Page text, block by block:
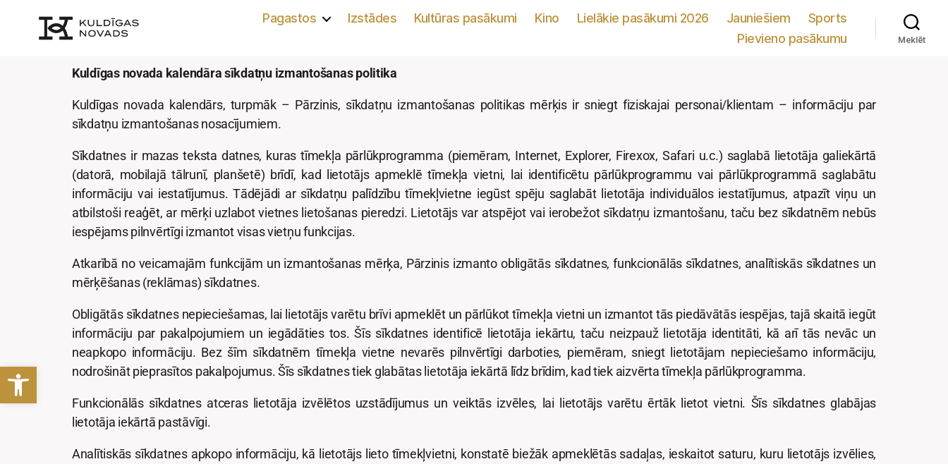
Open toolbar
Pagastos Izstādes Kultūras pasākumi Kino Lielākie pasākumi 2026 Jauniešiem
Sports
Pievieno pasākumu
Meklēt
Kuldīgas novada kalendāra sīkdatņu izmantošanas politika
Kuldīgas novada kalendārs, turpmāk – Pārzinis, sīkdatņu izmantošanas politikas mērķis ir sniegt fiziskajai personai/klientam – informāciju par
sīkdatņu izmantošanas nosacījumiem.
Sīkdatnes ir mazas teksta datnes, kuras tīmekļa pārlūkprogramma (piemēram, Internet, Explorer, Firexox, Safari u.c.) saglabā lietotāja galiekārtā
(datorā, mobilajā tālrunī, planšetē) brīdī, kad lietotājs apmeklē tīmekļa vietni, lai identificētu pārlūkprogrammu vai pārlūkprogrammā saglabātu
informāciju vai iestatījumus. Tādējādi ar sīkdatņu palīdzību tīmekļvietne iegūst spēju saglabāt lietotāja individuālos iestatījumus, atpazīt viņu un
atbilstoši reaģēt, ar mērķi uzlabot vietnes lietošanas pieredzi. Lietotājs var atspējot vai ierobežot sīkdatņu izmantošanu, taču bez sīkdatnēm nebūs
iespējams pilnvērtīgi izmantot visas vietņu funkcijas.
Atkarībā no veicamajām funkcijām un izmantošanas mērķa, Pārzinis izmanto obligātās sīkdatnes, funkcionālās sīkdatnes, analītiskās sīkdatnes un
mērķēšanas (reklāmas) sīkdatnes.
Obligātās sīkdatnes nepieciešamas, lai lietotājs varētu brīvi apmeklēt un pārlūkot tīmekļa vietni un izmantot tās piedāvātās iespējas, tajā skaitā iegūt
informāciju par pakalpojumiem un iegādāties tos. Šīs sīkdatnes identificē lietotāja iekārtu, taču neizpauž lietotāja identitāti, kā arī tās nevāc un
neapkopo informāciju. Bez šīm sīkdatnēm tīmekļa vietne nevarēs pilnvērtīgi darboties, piemēram, sniegt lietotājam nepieciešamo informāciju,
nodrošināt pieprasītos pakalpojumus. Šīs sīkdatnes tiek glabātas lietotāja iekārtā līdz brīdim, kad tiek aizvērta tīmekļa pārlūkprogramma.
Funkcionālās sīkdatnes atceras lietotāja izvēlētos uzstādījumus un veiktās izvēles, lai lietotājs varētu ērtāk lietot vietni. Šīs sīkdatnes glabājas
lietotāja iekārtā pastāvīgi.
Analītiskās sīkdatnes apkopo informāciju, kā lietotājs lieto tīmekļvietni, konstatē biežāk apmeklētās sadaļas, ieskaitot saturu, kuru lietotājs izvēlies,